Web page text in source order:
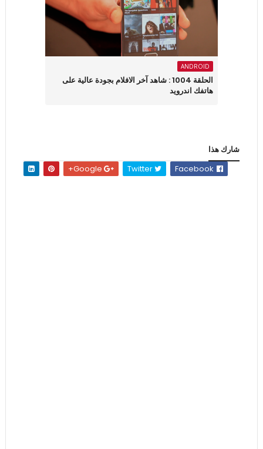
ANDROID
الحلقة 1004 : شاهد آخر الافلام بجودة عالية على
هاتفك اندرويد
شارك هذا
Twitter